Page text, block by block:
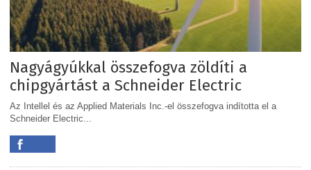
Nagyágyúkkal összefogva zöldíti a
chipgyártást a Schneider Electric
Az Intellel és az Applied Materials Inc.-el összefogva indította el a
Schneider Electric...